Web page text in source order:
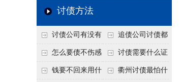
好办法
讨债方法
讨债公司有没有
行业协会？正规机构
的行业自律和认证
追债公司讨债都
有哪些手段
怎么要债不伤感
情？
讨债需要什么证
据
钱要不回来用什 衢州讨债最怕什